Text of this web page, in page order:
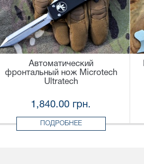
Автоматический
фронтальный нож Microtech
Ultratech
1,840.00 грн.
ПОДРОБНЕЕ